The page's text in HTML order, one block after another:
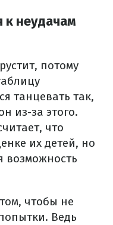
к неудачам
потому
танцевать так,
из-за этого.
что
их детей, но
возможность
чтобы не
Ведь